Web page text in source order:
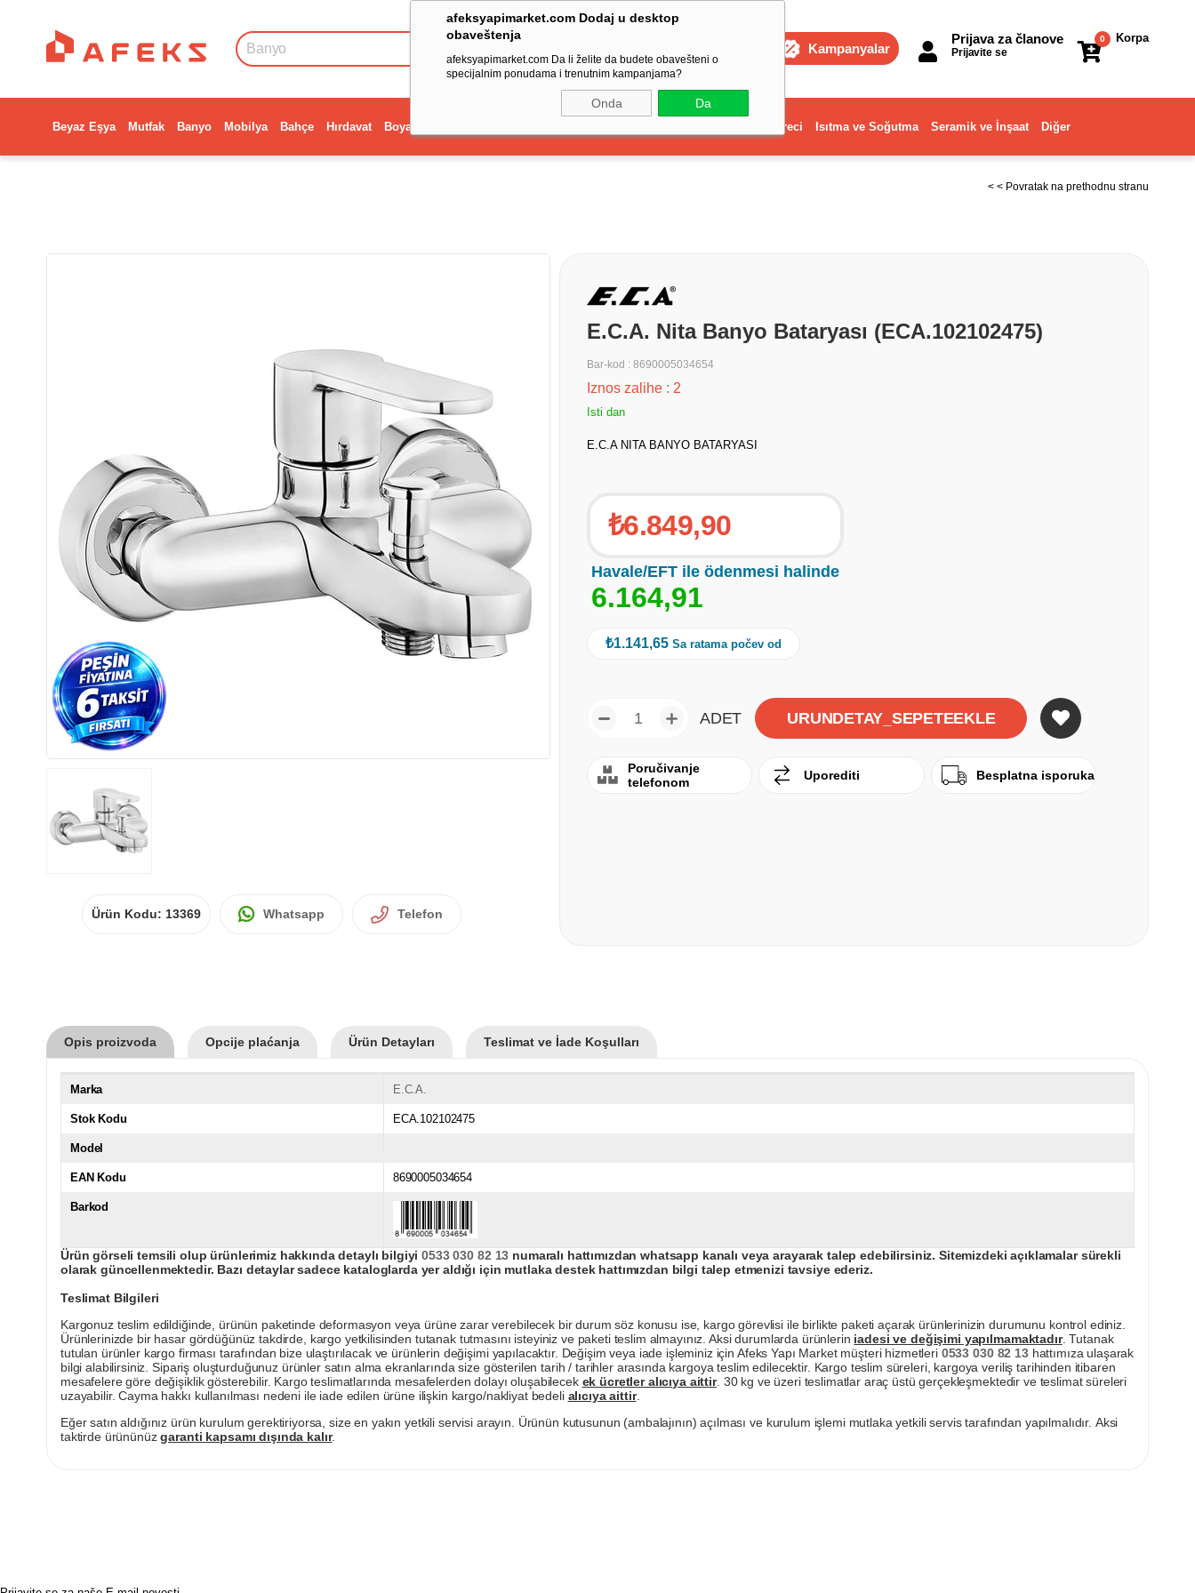
afeksyapimarket.com Dodaj u desktop
obaveštenja
afeksyapimarket.com Da li želite da budete obavešteni o
specijalnim ponudama i trenutnim kampanjama?
Onda Da
Kampanyalar
Korpa
0
Prijava za članove
Prijavite se
Beyaz Eşya Mutfak Banyo Mobilya Bahçe Hırdavat Boya Dekorasyon ve Ev Gereci Isıtma ve Soğutma Seramik ve İnşaat Diğer
< < Povratak na prethodnu stranu
Ürün Kodu: 13369 Whatsapp Telefon
E.C.A. Nita Banyo Bataryası (ECA.102102475)
Bar-kod : 8690005034654
Iznos zalihe : 2
Isti dan
E.C.A NITA BANYO BATARYASI
₺6.849,90
Havale/EFT ile ödenmesi halinde
6.164,91
₺1.141,65 Sa ratama počev od
ADET
Poručivanje
telefonom
Uporediti Besplatna isporuka
Opis proizvoda Opcije plaćanja Ürün Detayları Teslimat ve İade Koşulları
Marka E.C.A.
Stok Kodu ECA.102102475
Model
EAN Kodu 8690005034654
Barkod
Ürün görseli temsili olup ürünlerimiz hakkında detaylı bilgiyi0533 030 82 13 numaralı hattımızdan whatsapp kanalı veya arayarak talep edebilirsiniz. Sitemizdeki açıklamalar sürekli
olarak güncellenmektedir. Bazı detaylar sadece kataloglarda yer aldığı için mutlaka destek hattımızdan bilgi talep etmenizi tavsiye ederiz.
Teslimat Bilgileri
Kargonuz teslim edildiğinde, ürünün paketinde deformasyon veya ürüne zarar verebilecek bir durum söz konusu ise, kargo görevlisi ile birlikte paketi açarak ürünlerinizin durumunu kontrol ediniz.
Ürünlerinizde bir hasar gördüğünüz takdirde, kargo yetkilisinden tutanak tutmasını isteyiniz ve paketi teslim almayınız. Aksi durumlarda ürünlerin iadesi ve değişimi yapılmamaktadır. Tutanak
tutulan ürünler kargo firması tarafından bize ulaştırılacak ve ürünlerin değişimi yapılacaktır. Değişim veya iade işleminiz için Afeks Yapı Market müşteri hizmetleri 0533 030 82 13hattımıza ulaşarak
bilgi alabilirsiniz. Sipariş oluşturduğunuz ürünler satın alma ekranlarında size gösterilen tarih / tarihler arasında kargoya teslim edilecektir. Kargo teslim süreleri, kargoya veriliş tarihinden itibaren
mesafelere göre değişiklik gösterebilir. Kargo teslimatlarında mesafelerden dolayı oluşabilecek ek ücretler alıcıya aittir. 30 kg ve üzeri teslimatlar araç üstü gerçekleşmektedir ve teslimat süreleri
uzayabilir. Cayma hakkı kullanılması nedeni ile iade edilen ürüne ilişkin kargo/nakliyat bedeli alıcıya aittir.
Eğer satın aldığınız ürün kurulum gerektiriyorsa, size en yakın yetkili servisi arayın. Ürünün kutusunun (ambalajının) açılması ve kurulum işlemi mutlaka yetkili servis tarafından yapılmalıdır. Aksi
taktirde ürününüzgaranti kapsamı dışında kalır.